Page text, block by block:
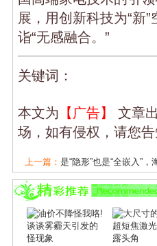
展，用创新科技为“新
诣“无感融合。”
关键词：
本文为 【广告】
文章
场，如有侵权，请您告
上一篇： 是“隐形”也是“全嵌入”，
下一篇：海信学校“跨越式发展”